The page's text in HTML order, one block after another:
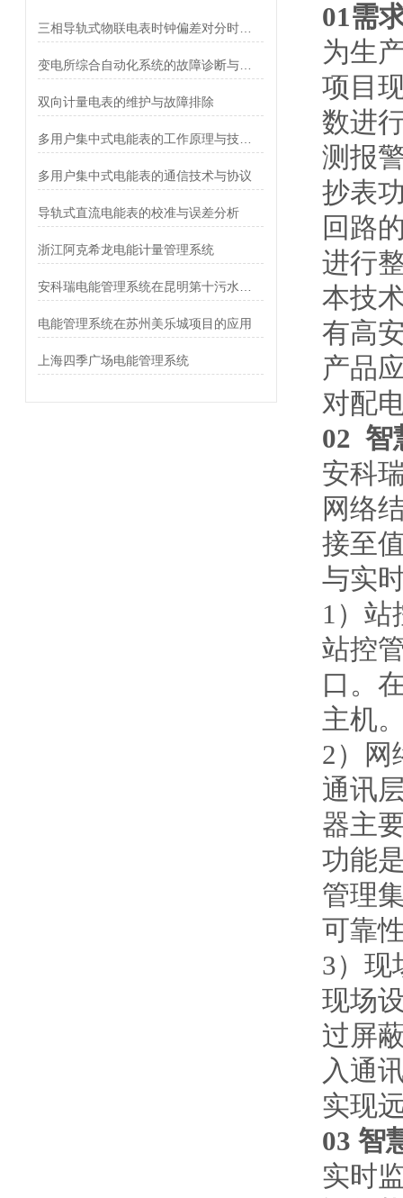
双向计量电表的维护与故障排除
多用户集中式电能表的通信技术与协议
导轨式直流电能表的校准与误差分析
浙江阿克希龙电能计量管理系统
电能管理系统在苏州美乐城项目的应用
上海四季广场电能管理系统
01需
为生
项目
数进
测报
抄表
回路
进行
本技
有高
产品
对配
02 智
安科
网络
接至
与实
1）站
站控
口。
主机
2）网
通讯
器主
功能
管理
可靠
3）现
现场
过屏
入通
实现
03 智
实时